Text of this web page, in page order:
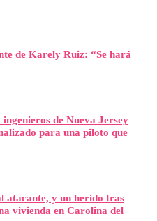
de Karely Ruiz: “Se hará
de Nueva Jersey
para una piloto que
atacante, y un herido tras
vivienda en Carolina del